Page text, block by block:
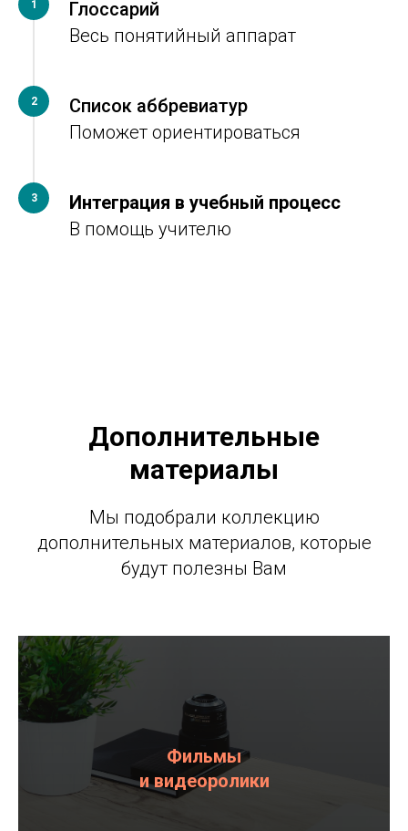
1
Глоссарий
Весь понятийный аппарат
2
Список аббревиатур
Поможет ориентироваться
3
Интеграция в учебный процесс
В помощь учителю
Дополнительные
материалы
Мы подобрали коллекцию
дополнительных материалов, которые
будут полезны Вам
Фильмы
и видеоролики